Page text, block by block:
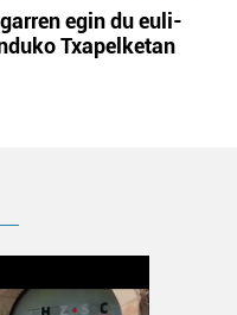
egin du euli-
Txapelketan